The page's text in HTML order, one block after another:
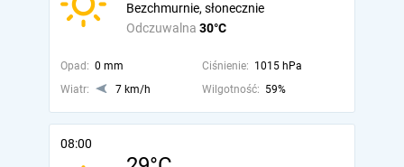
Odczuwalna 30°C
Bezchmurnie, słonecznie
Opad: 0 mm Ciśnienie: 1015 hPa
Wiatr:
7 km/h Wilgotność: 59%
08:00